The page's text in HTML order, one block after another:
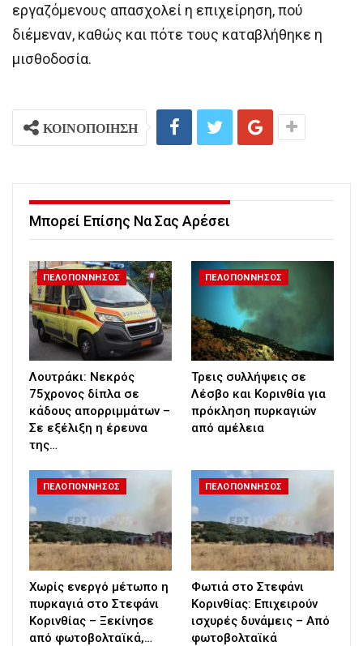
εργαζόμενους απασχολεί η επιχείρηση, πού
διέμεναν, καθώς και πότε τους καταβλήθηκε η
μισθοδοσία.
ΚΟΙΝΟΠΟΙΗΣΗ
Μπορεί Επίσης Να Σας Αρέσει
ΠΕΛΟΠΟΝΝΗΣΟΣ
Λουτράκι: Νεκρός
75χρονος δίπλα σε
κάδους απορριμμάτων –
Σε εξέλιξη η έρευνα
της…
ΠΕΛΟΠΟΝΝΗΣΟΣ
Τρεις συλλήψεις σε
Λέσβο και Κορινθία για
πρόκληση πυρκαγιών
από αμέλεια
ΠΕΛΟΠΟΝΝΗΣΟΣ
Χωρίς ενεργό μέτωπο η
πυρκαγιά στο Στεφάνι
Κορινθίας – Ξεκίνησε
από φωτοβολταϊκά,…
ΠΕΛΟΠΟΝΝΗΣΟΣ
Φωτιά στο Στεφάνι
Κορινθίας: Επιχειρούν
ισχυρές δυνάμεις – Από
φωτοβολταϊκά